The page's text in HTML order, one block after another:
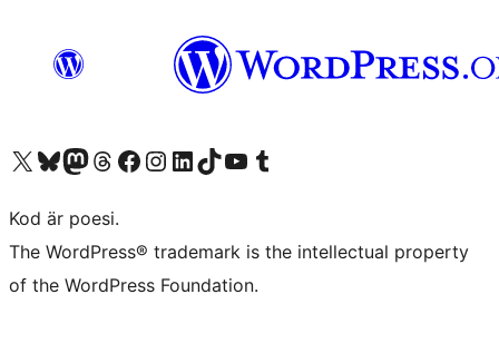
Besök vår X-konto (f.d. Twitter)
Besök vårt Bluesky-konto
Besök vårt Mastodon-konto
Besök vårt Thread-konto
Besök vår Facebook-sidaBesök vårt Instagram-konto
Besök vårt LinkedIn-konto
Besök vårt TikTok-konto
Besök vår YouTube-kanalBesök vårt Tumblr-konto
Kod är poesi.
The WordPress® trademark is the intellectual property
of the WordPress Foundation.